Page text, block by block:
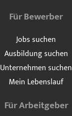
Für Bewerber
Jobs suchen
Ausbildung suchen
Unternehmen suchen
Mein Lebenslauf
Für Arbeitgeber